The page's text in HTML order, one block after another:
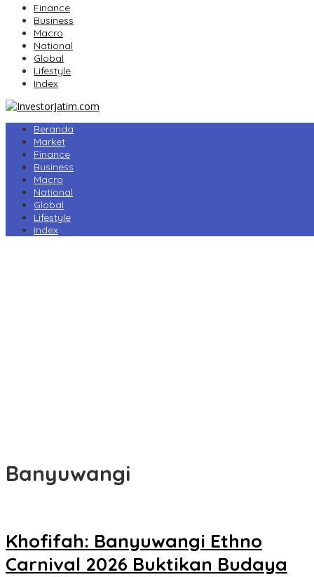
Finance
Business
Macro
National
Global
Lifestyle
Index
Beranda
Market
Finance
Business
Macro
National
Global
Lifestyle
Index
Banyuwangi
Khofifah: Banyuwangi Ethno
Carnival 2026 Buktikan Budaya